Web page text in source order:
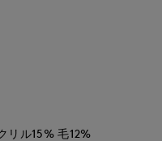
リル15% 毛12%